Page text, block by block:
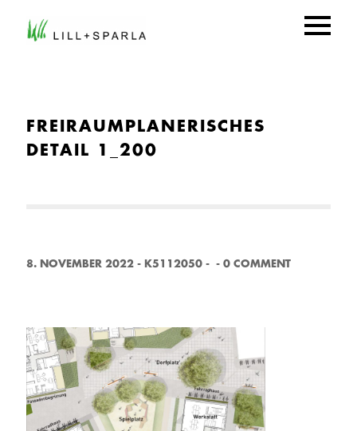
FREIRAUMPLANERISCHES
DETAIL 1_200
8. NOVEMBER 2022 - K5112050 - - 0 COMMENT